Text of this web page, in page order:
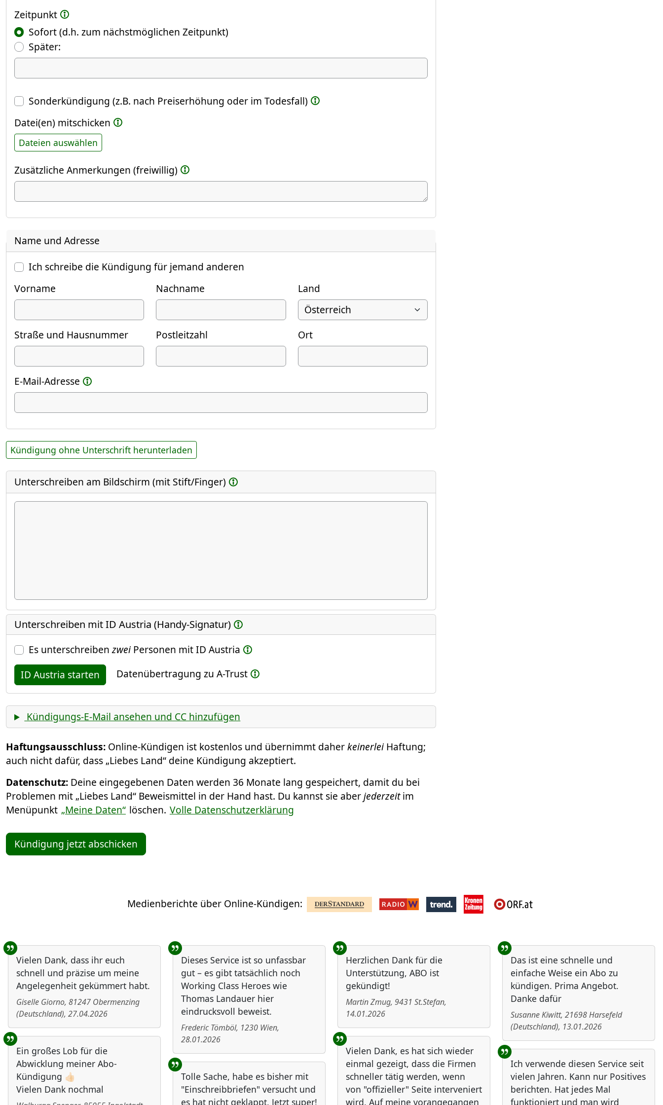
Zeitpunkt
Sofort (d.h. zum nächstmöglichen Zeitpunkt)
Später:(Fokus springt automatisch ins nächste Feld)
Datum
Sonderkündigung (z.B. nach Preiserhöhung oder im Todesfall)
Datei(en) mitschicken
Dateien auswählen
Zusätzliche Anmerkungen (freiwillig)
Name und Adresse
Ich schreibe die Kündigung für jemand anderen
Vorname
Nachname Land
Straße und Hausnummer Postleitzahl Ort
E-Mail-Adresse
Kündigung ohne Unterschrift herunterladen
Unterschreiben am Bildschirm (mit Stift/Finger)
Unterschreiben mit ID Austria (Handy-Signatur)
Es unterschreibenzweiPersonen mit ID Austria
ID Austria starten
Datenübertragung zu A-Trust
Kündigungs-E-Mail ansehen und CC hinzufügen
Haftungsausschluss: Online-Kündigen ist kostenlos und übernimmt daherkeinerlei Haftung;
auch nicht dafür, dass „Liebes Land“ deine Kündigung akzeptiert.
Datenschutz: Deine eingegebenen Daten werden 36 Monate lang gespeichert, damit du bei
Problemen mit „Liebes Land“ Beweismittel in der Hand hast. Du kannst sie aberjederzeitim
Menüpunkt „Meine Daten“ löschen. Volle Datenschutzerklärung
Kündigung jetzt abschicken
Medienberichte über Online-Kündigen:
Benutzer-Rückmeldungen
Vielen Dank, dass ihr euch
schnell und präzise um meine
Angelegenheit gekümmert habt.
Giselle Giorno, 81247 Obermenzing
(Deutschland), 27.04.2026
Dieses Service ist so unfassbar
gut – es gibt tatsächlich noch
Working Class Heroes wie
Thomas Landauer hier
eindrucksvoll beweist.
Frederic Tömböl, 1230 Wien,
28.01.2026
Herzlichen Dank für die
Unterstützung, ABO ist
gekündigt!
Martin Zmug, 9431 St.Stefan,
14.01.2026
Das ist eine schnelle und
einfache Weise ein Abo zu
kündigen. Prima Angebot.
Danke dafür
Susanne Kiwitt, 21698Harsefeld
(Deutschland), 13.01.2026
Ein großes Lob für die
Abwicklung meiner Abo-
Kündigung 👍🏻
Vielen Dank nochmal
Vielen Dank, es hat sich wieder
einmal gezeigt, dass die Firmen
schneller tätig werden, wenn
von "offizieller" Seite interveniert
wird. Auf meine vorangegangen
Ich verwende diesen Service seit
vielen Jahren. Kann nur Positives
berichten. Hat jedes Mal
funktioniert und man wird
Tolle Sache, habe es bisher mit
"Einschreibbriefen" versucht und
es hat nicht geklappt. Jetzt super!